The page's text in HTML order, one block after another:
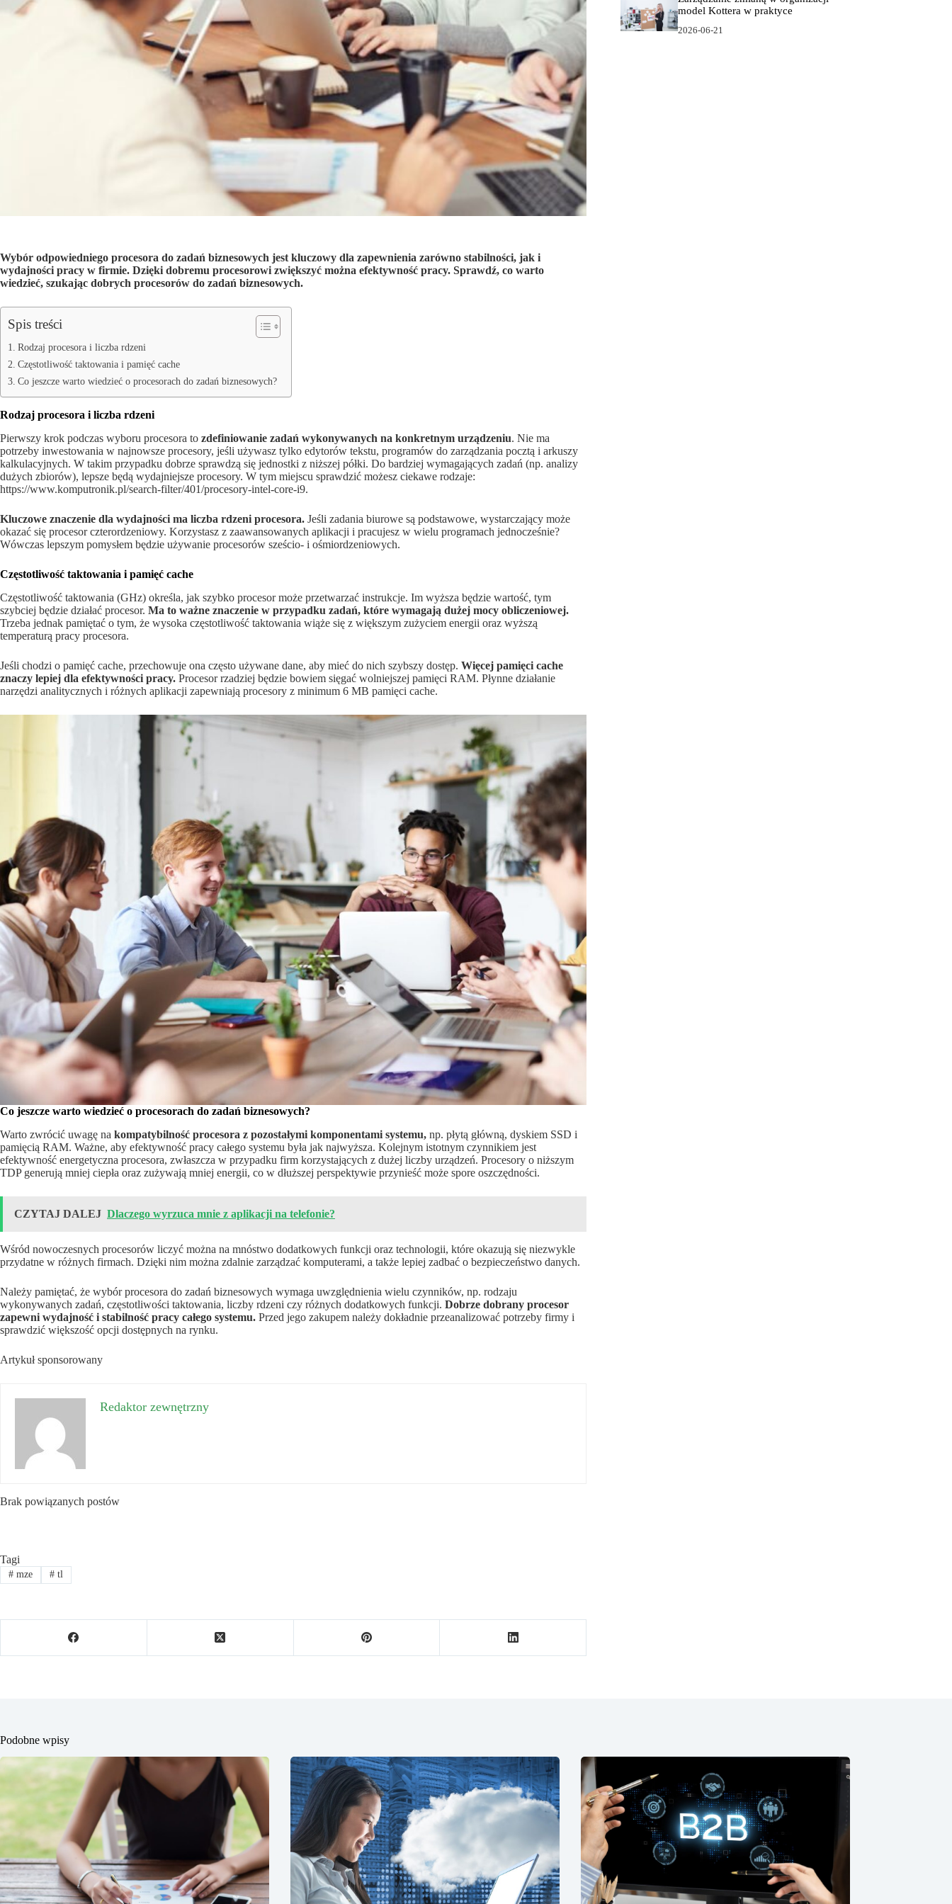
Wybór odpowiedniego procesora do zadań biznesowych jest kluczowy dla zapewnienia zarówno stabilności, jak i
wydajności pracy w firmie. Dzięki dobremu procesorowi zwiększyć można efektywność pracy. Sprawdź, co warto
wiedzieć, szukając dobrych procesorów do zadań biznesowych.
Spis treści
Rodzaj procesora i liczba rdzeni
Częstotliwość taktowania i pamięć cache
Co jeszcze warto wiedzieć o procesorach do zadań biznesowych?
Rodzaj procesora i liczba rdzeni
Pierwszy krok podczas wyboru procesora to zdefiniowanie zadań wykonywanych na konkretnym urządzeniu. Nie ma
potrzeby inwestowania w najnowsze procesory, jeśli używasz tylko edytorów tekstu, programów do zarządzania pocztą i arkuszy
kalkulacyjnych. W takim przypadku dobrze sprawdzą się jednostki z niższej półki. Do bardziej wymagających zadań (np. analizy
dużych zbiorów), lepsze będą wydajniejsze procesory. W tym miejscu sprawdzić możesz ciekawe rodzaje:
https://www.komputronik.pl/search-filter/401/procesory-intel-core-i9.
Kluczowe znaczenie dla wydajności ma liczba rdzeni procesora. Jeśli zadania biurowe są podstawowe, wystarczający może
okazać się procesor czterordzeniowy. Korzystasz z zaawansowanych aplikacji i pracujesz w wielu programach jednocześnie?
Wówczas lepszym pomysłem będzie używanie procesorów sześcio- i ośmiordzeniowych.
Częstotliwość taktowania i pamięć cache
Częstotliwość taktowania (GHz) określa, jak szybko procesor może przetwarzać instrukcje. Im wyższa będzie wartość, tym
szybciej będzie działać procesor. Ma to ważne znaczenie w przypadku zadań, które wymagają dużej mocy obliczeniowej.
Trzeba jednak pamiętać o tym, że wysoka częstotliwość taktowania wiąże się z większym zużyciem energii oraz wyższą
temperaturą pracy procesora.
Jeśli chodzi o pamięć cache, przechowuje ona często używane dane, aby mieć do nich szybszy dostęp. Więcej pamięci cache
znaczy lepiej dla efektywności pracy. Procesor rzadziej będzie bowiem sięgać wolniejszej pamięci RAM. Płynne działanie
narzędzi analitycznych i różnych aplikacji zapewniają procesory z minimum 6 MB pamięci cache.
Co jeszcze warto wiedzieć o procesorach do zadań biznesowych?
Warto zwrócić uwagę na kompatybilność procesora z pozostałymi komponentami systemu, np. płytą główną, dyskiem SSD i
pamięcią RAM. Ważne, aby efektywność pracy całego systemu była jak najwyższa. Kolejnym istotnym czynnikiem jest
efektywność energetyczna procesora, zwłaszcza w przypadku firm korzystających z dużej liczby urządzeń. Procesory o niższym
TDP generują mniej ciepła oraz zużywają mniej energii, co w dłuższej perspektywie przynieść może spore oszczędności.
CZYTAJ DALEJ Dlaczego wyrzuca mnie z aplikacji na telefonie?
Wśród nowoczesnych procesorów liczyć można na mnóstwo dodatkowych funkcji oraz technologii, które okazują się niezwykle
przydatne w różnych firmach. Dzięki nim można zdalnie zarządzać komputerami, a także lepiej zadbać o bezpieczeństwo danych.
Należy pamiętać, że wybór procesora do zadań biznesowych wymaga uwzględnienia wielu czynników, np. rodzaju
wykonywanych zadań, częstotliwości taktowania, liczby rdzeni czy różnych dodatkowych funkcji. Dobrze dobrany procesor
zapewni wydajność i stabilność pracy całego systemu. Przed jego zakupem należy dokładnie przeanalizować potrzeby firmy i
sprawdzić większość opcji dostępnych na rynku.
Artykuł sponsorowany
Redaktor zewnętrzny
Brak powiązanych postów
Tagi
#mze #tl
model Kottera w praktyce
2026-06-21
Podobne wpisy